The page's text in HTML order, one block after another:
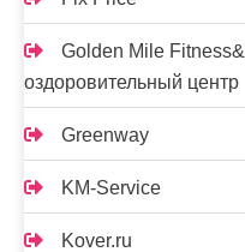
Golden Mile
оздоровительный центр
Greenway
KM-Service
Kover.ru